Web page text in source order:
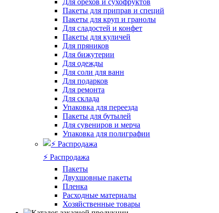
Для орехов и сухофруктов
Пакеты для приправ и специй
Пакеты для круп и гранолы
Для сладостей и конфет
Пакеты для куличей
Для пряников
Для бижутерии
Для одежды
Для соли для ванн
Для подарков
Для ремонта
Для склада
Упаковка для переезда
Пакеты для бутылей
Для сувениров и мерча
Упаковка для полиграфии
⚡️ Распродажа
Пакеты
Двухшовные пакеты
Пленка
Расходные материалы
Хозяйственные товары